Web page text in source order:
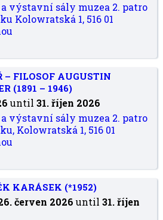
výstavní sály muzea 2. patro
Kolowratská 1, 516 01
– FILOSOF AUGUSTIN
(1891 – 1946)
until31. říjen 2026
výstavní sály muzea 2. patro
Kolowratská 1, 516 01
KARÁSEK (*1952)
červen 2026 until31. říjen